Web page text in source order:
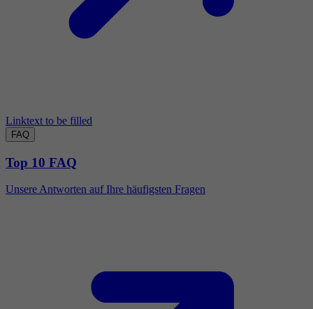
Linktext to be filled
FAQ
Top 10 FAQ
Unsere Antworten auf Ihre häufigsten Fragen